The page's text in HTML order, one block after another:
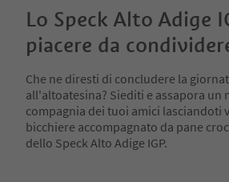
Lo Speck Alto Adige
piacere da
Che ne diresti di concludere la
all'altoatesina? Siediti e assapora un
compagnia dei tuoi amici lasciandoti
bicchiere accompagnato da pane
dello Speck Alto Adige IGP.